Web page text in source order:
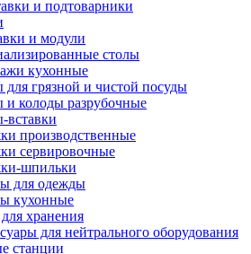
и подтоварники
и модули
столы
кухонные
для грязной и чистой посуды
и колоды разрубочные
вставки
производственные
сервировочные
шпильки
для одежды
кухонные
хранения
для нейтрального оборудования
станции